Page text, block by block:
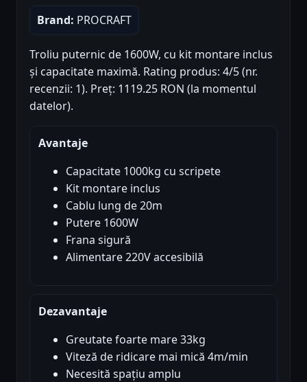
Brand: PROCRAFT
Troliu puternic de 1600W, cu kit montare inclus
și capacitate maximă. Rating produs: 4/5 (nr.
recenzii: 1). Preț: 1119.25 RON (la momentul
datelor).
Avantaje
Capacitate 1000kg cu scripete
Kit montare inclus
Cablu lung de 20m
Putere 1600W
Frana sigură
Alimentare 220V accesibilă
Dezavantaje
Greutate foarte mare 33kg
Viteză de ridicare mai mică 4m/min
Necesită spațiu amplu